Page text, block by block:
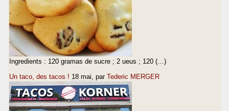
Ingredients : 120 gramas de sucre ; 2 ueus ; 120 (…)
Un taco, des tacos ! 18 mai , par Tederic MERGER